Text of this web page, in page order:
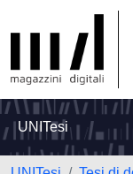
UNITesi